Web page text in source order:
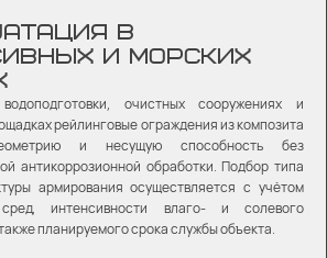
В
И МОРСКИХ
очистных сооружениях и
рейлинговые ограждения из композита
и несущую способность без
антикоррозионной обработки. Подбор типа
армирования осуществляется с учётом
интенсивности влаго- и солевого
планируемого срока службы объекта.